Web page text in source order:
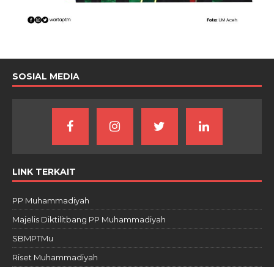
SOSIAL MEDIA
LINK TERKAIT
PP Muhammadiyah
Majelis Diktilitbang PP Muhammadiyah
SBMPTMu
Riset Muhammadiyah